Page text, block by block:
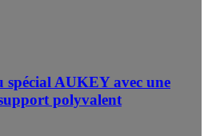
spécial AUKEY avec une
polyvalent